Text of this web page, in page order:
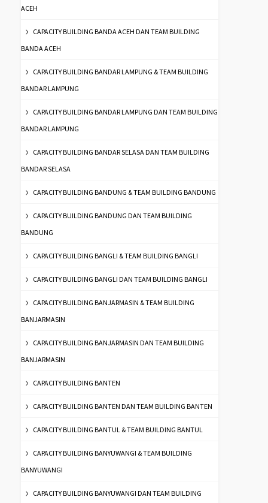
ACEH
CAPACITY BUILDING BANDA ACEH DAN TEAM BUILDING
BANDA ACEH
CAPACITY BUILDING BANDAR LAMPUNG & TEAM BUILDING
BANDAR LAMPUNG
CAPACITY BUILDING BANDAR LAMPUNG DAN TEAM BUILDING
BANDAR LAMPUNG
CAPACITY BUILDING BANDAR SELASA DAN TEAM BUILDING
BANDAR SELASA
CAPACITY BUILDING BANDUNG & TEAM BUILDING BANDUNG
CAPACITY BUILDING BANDUNG DAN TEAM BUILDING
BANDUNG
CAPACITY BUILDING BANGLI & TEAM BUILDING BANGLI
CAPACITY BUILDING BANGLI DAN TEAM BUILDING BANGLI
CAPACITY BUILDING BANJARMASIN & TEAM BUILDING
BANJARMASIN
CAPACITY BUILDING BANJARMASIN DAN TEAM BUILDING
BANJARMASIN
CAPACITY BUILDING BANTEN
CAPACITY BUILDING BANTEN DAN TEAM BUILDING BANTEN
CAPACITY BUILDING BANTUL & TEAM BUILDING BANTUL
CAPACITY BUILDING BANYUWANGI & TEAM BUILDING
BANYUWANGI
CAPACITY BUILDING BANYUWANGI DAN TEAM BUILDING